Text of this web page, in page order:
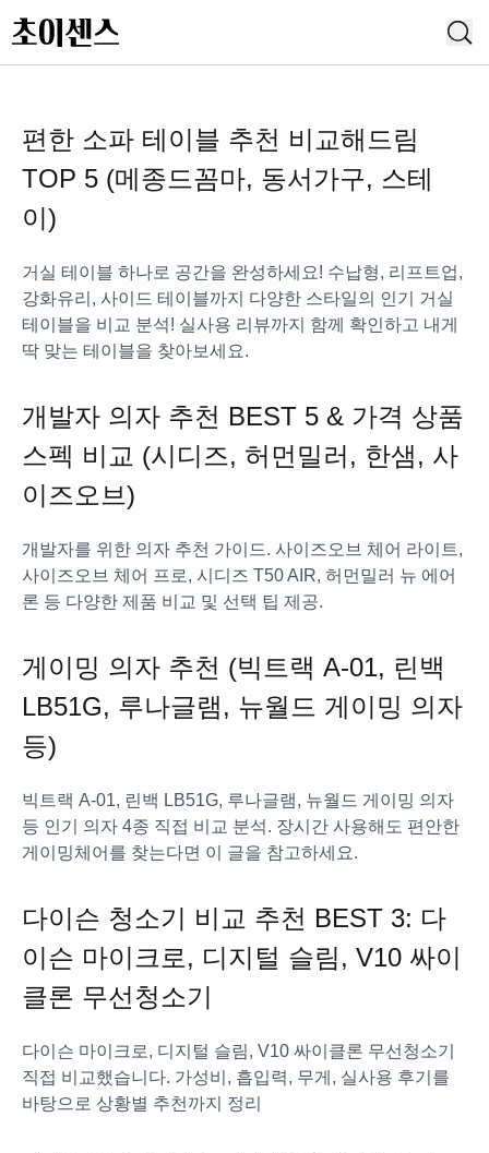
편한 소파 테이블 추천 비교해드림
TOP 5 (메종드꼼마, 동서가구, 스테
이)
거실 테이블 하나로 공간을 완성하세요! 수납형, 리프트업,
강화유리, 사이드 테이블까지 다양한 스타일의 인기 거실
테이블을 비교 분석! 실사용 리뷰까지 함께 확인하고 내게
딱 맞는 테이블을 찾아보세요.
개발자 의자 추천 BEST 5 & 가격 상품
스펙 비교 (시디즈, 허먼밀러, 한샘, 사
이즈오브)
개발자를 위한 의자 추천 가이드. 사이즈오브 체어 라이트,
사이즈오브 체어 프로, 시디즈 T50 AIR, 허먼밀러 뉴 에어
론 등 다양한 제품 비교 및 선택 팁 제공.
게이밍 의자 추천 (빅트랙 A-01, 린백
LB51G, 루나글램, 뉴월드 게이밍 의자
등)
빅트랙 A-01, 린백 LB51G, 루나글램, 뉴월드 게이밍 의자
등 인기 의자 4종 직접 비교 분석. 장시간 사용해도 편안한
게이밍체어를 찾는다면 이 글을 참고하세요.
다이슨 청소기 비교 추천 BEST 3: 다
이슨 마이크로, 디지털 슬림, V10 싸이
클론 무선청소기
다이슨 마이크로, 디지털 슬림, V10 싸이클론 무선청소기
직접 비교했습니다. 가성비, 흡입력, 무게, 실사용 후기를
바탕으로 상황별 추천까지 정리